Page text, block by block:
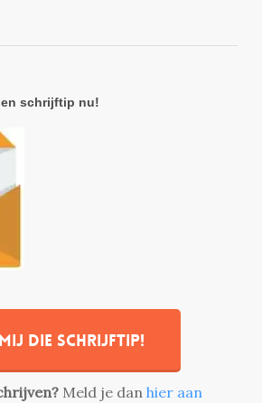
schrijftip nu!
die schrijftip!
Meld je dan hier aan